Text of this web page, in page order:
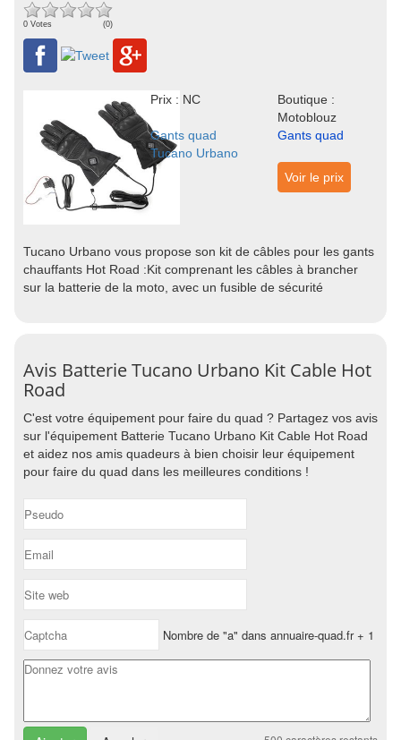
0 Votes (0)
Prix : NC
Boutique :
Motoblouz
Gants quad
Tucano Urbano
Gants quad
Voir le prix
Tucano Urbano vous propose son kit de câbles pour les gants
chauffants Hot Road :Kit comprenant les câbles à brancher
sur la batterie de la moto, avec un fusible de sécurité
Avis Batterie Tucano Urbano Kit Cable Hot
Road
C'est votre équipement pour faire du quad ? Partagez vos avis
sur l'équipement Batterie Tucano Urbano Kit Cable Hot Road
et aidez nos amis quadeurs à bien choisir leur équipement
pour faire du quad dans les meilleures conditions !
Nombre de "a" dans annuaire-quad.fr + 1